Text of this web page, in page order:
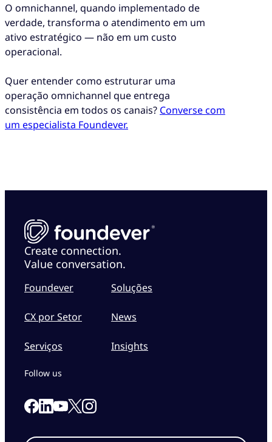
O omnichannel, quando implementado de
verdade, transforma o atendimento em um
ativo estratégico — não em um custo
operacional.
Quer entender como estruturar uma
operação omnichannel que entrega
consistência em todos os canais? Converse com
um especialista Foundever.
Create connection.
Value conversation.
Foundever
CX por Setor
Serviços
Soluções
News
Insights
Follow us
Link to our Facebook page
Link to our Linkedin page
Link to our Youtube page
Link to our X page
Link to our Instagram page